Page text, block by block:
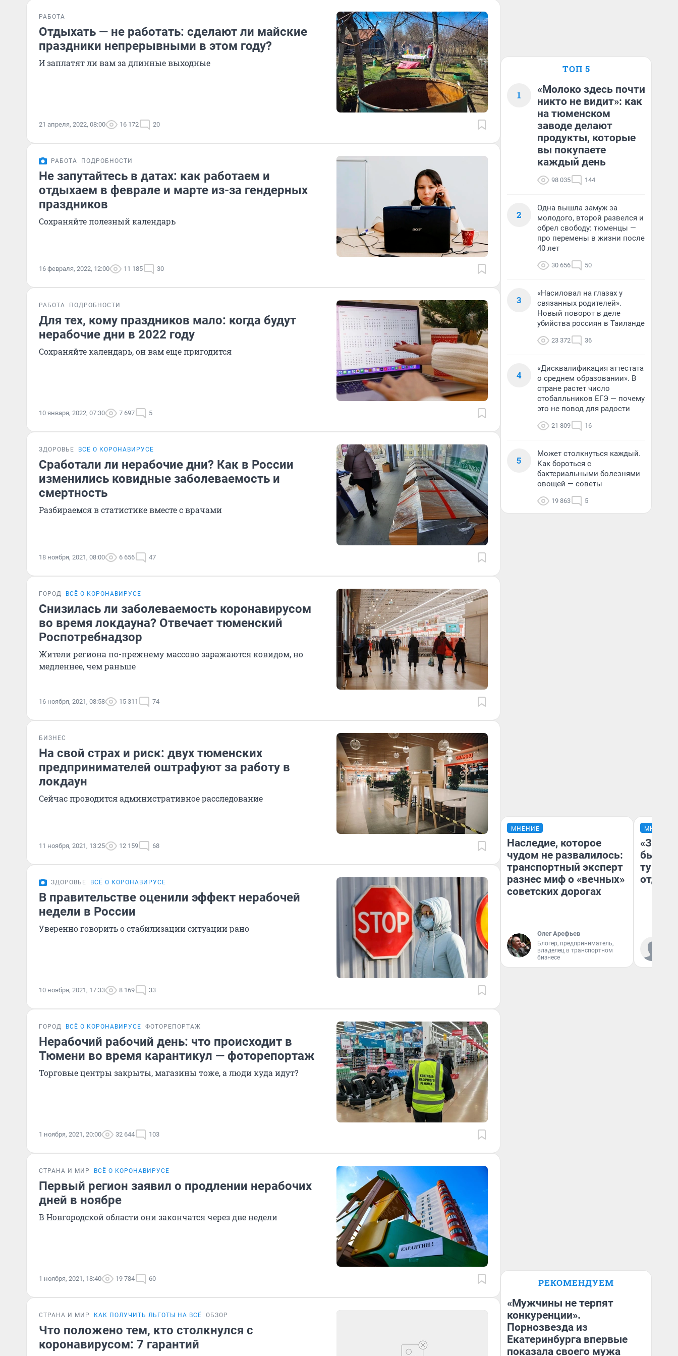
РАБОТА
Отдыхать — не работать: сделают ли майские
праздники непрерывными в этом году?
И заплатят ли вам за длинные выходные
21 апреля, 2022, 08:00 16 172 20
РАБОТА ПОДРОБНОСТИ
Не запутайтесь в датах: как работаем и
отдыхаем в феврале и марте из-за гендерных
праздников
Сохраняйте полезный календарь
16 февраля, 2022, 12:00 11 185 30
РАБОТА ПОДРОБНОСТИ
Для тех, кому праздников мало: когда будут
нерабочие дни в 2022 году
Сохраняйте календарь, он вам еще пригодится
10 января, 2022, 07:30 7 697 5
ЗДОРОВЬЕ ВСЁ О КОРОНАВИРУСЕ
Сработали ли нерабочие дни? Как в России
изменились ковидные заболеваемость и
смертность
Разбираемся в статистике вместе с врачами
18 ноября, 2021, 08:00 6 656 47
ГОРОД ВСЁ О КОРОНАВИРУСЕ
Снизилась ли заболеваемость коронавирусом
во время локдауна? Отвечает тюменский
Роспотребнадзор
Жители региона по-прежнему массово заражаются ковидом, но
медленнее, чем раньше
16 ноября, 2021, 08:58 15 311 74
БИЗНЕС
На свой страх и риск: двух тюменских
предпринимателей оштрафуют за работу в
локдаун
Сейчас проводится административное расследование
11 ноября, 2021, 13:25 12 159 68
ЗДОРОВЬЕ ВСЁ О КОРОНАВИРУСЕ
В правительстве оценили эффект нерабочей
недели в России
Уверенно говорить о стабилизации ситуации рано
10 ноября, 2021, 17:33 8 169 33
ГОРОД ВСЁ О КОРОНАВИРУСЕ ФОТОРЕПОРТАЖ
Нерабочий рабочий день: что происходит в
Тюмени во время карантикул — фоторепортаж
Торговые центры закрыты, магазины тоже, а люди куда идут?
1 ноября, 2021, 20:00 32 644 103
СТРАНА И МИР ВСЁ О КОРОНАВИРУСЕ
Первый регион заявил о продлении нерабочих
дней в ноябре
В Новгородской области они закончатся через две недели
1 ноября, 2021, 18:40 19 784 60
СТРАНА И МИР КАК ПОЛУЧИТЬ ЛЬГОТЫ НА ВСЁ ОБЗОР
Что положено тем, кто столкнулся с
коронавирусом: 7 гарантий
ТОП 5
1
«Молоко здесь почти
никто не видит»: как
на тюменском
заводе делают
продукты, которые
вы покупаете
каждый день
98 035 144
2
Одна вышла замуж за
молодого, второй развелся и
обрел свободу: тюменцы —
про перемены в жизни после
40 лет
30 656 50
3
«Насиловал на глазах у
связанных родителей».
Новый поворот в деле
убийства россиян в Таиланде
23 372 36
4
«Дисквалификация аттестата
о среднем образовании». В
стране растет число
стобалльников ЕГЭ — почему
это не повод для радости
21 809 16
5
Может столкнуться каждый.
Как бороться с
бактериальными болезнями
овощей — советы
19 863 5
МНЕНИЕ
Наследие, которое
чудом не развалилось:
транспортный эксперт
разнес миф о «вечных»
советских дорогах
Олег Арефьев
Блогер, предприниматель,
владелец в транспортном
бизнесе
МНЕНИЕ
«За
были
РЕКОМЕНДУЕМ
«Мужчины не терпят
конкуренции».
Порнозвезда из
Екатеринбурга впервые
показала своего мужа